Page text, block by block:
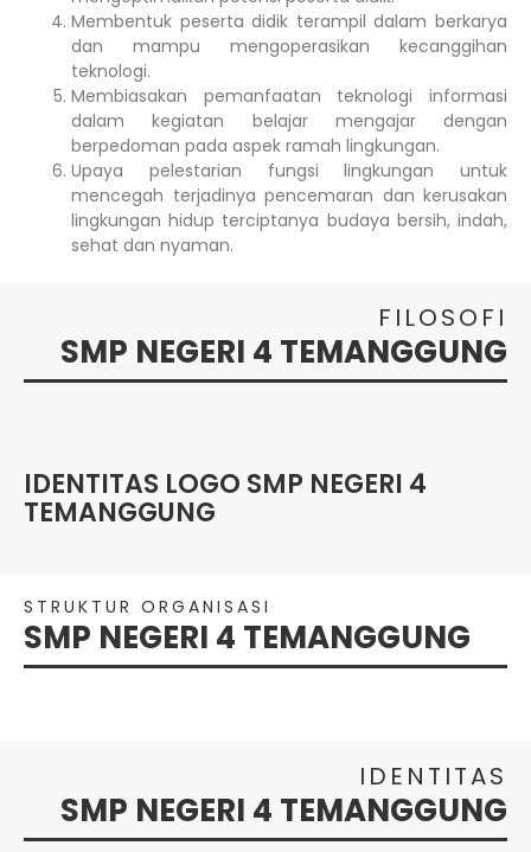
Membentuk peserta didik terampil dalam berkarya
dan mampu mengoperasikan kecanggihan
teknologi.
Membiasakan pemanfaatan teknologi informasi
dalam kegiatan belajar mengajar dengan
berpedoman pada aspek ramah lingkungan.
Upaya pelestarian fungsi lingkungan untuk
mencegah terjadinya pencemaran dan kerusakan
lingkungan hidup terciptanya budaya bersih, indah,
sehat dan nyaman.
FILOSOFI
SMP NEGERI 4 TEMANGGUNG
IDENTITAS LOGO SMP NEGERI 4
TEMANGGUNG
STRUKTUR ORGANISASI
SMP NEGERI 4 TEMANGGUNG
IDENTITAS
SMP NEGERI 4 TEMANGGUNG